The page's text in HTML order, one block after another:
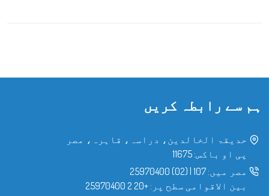
ہم سے رابطہ کریں
حدیقۃ الخالدین، دراسہ، قاہرہ، مصر
پی او باکس: 11675
مصر میں: 107
|
(02) 25970400
بین الاقوامی سطح پر: +20 2 25970400